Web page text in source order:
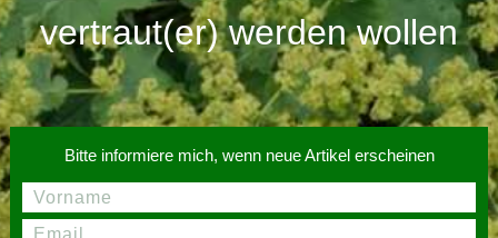
vertraut(er) werden wollen
Bitte informiere mich, wenn neue Artikel erscheinen